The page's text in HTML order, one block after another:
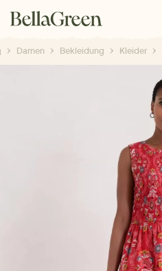
Damen Bekleidung Kleider